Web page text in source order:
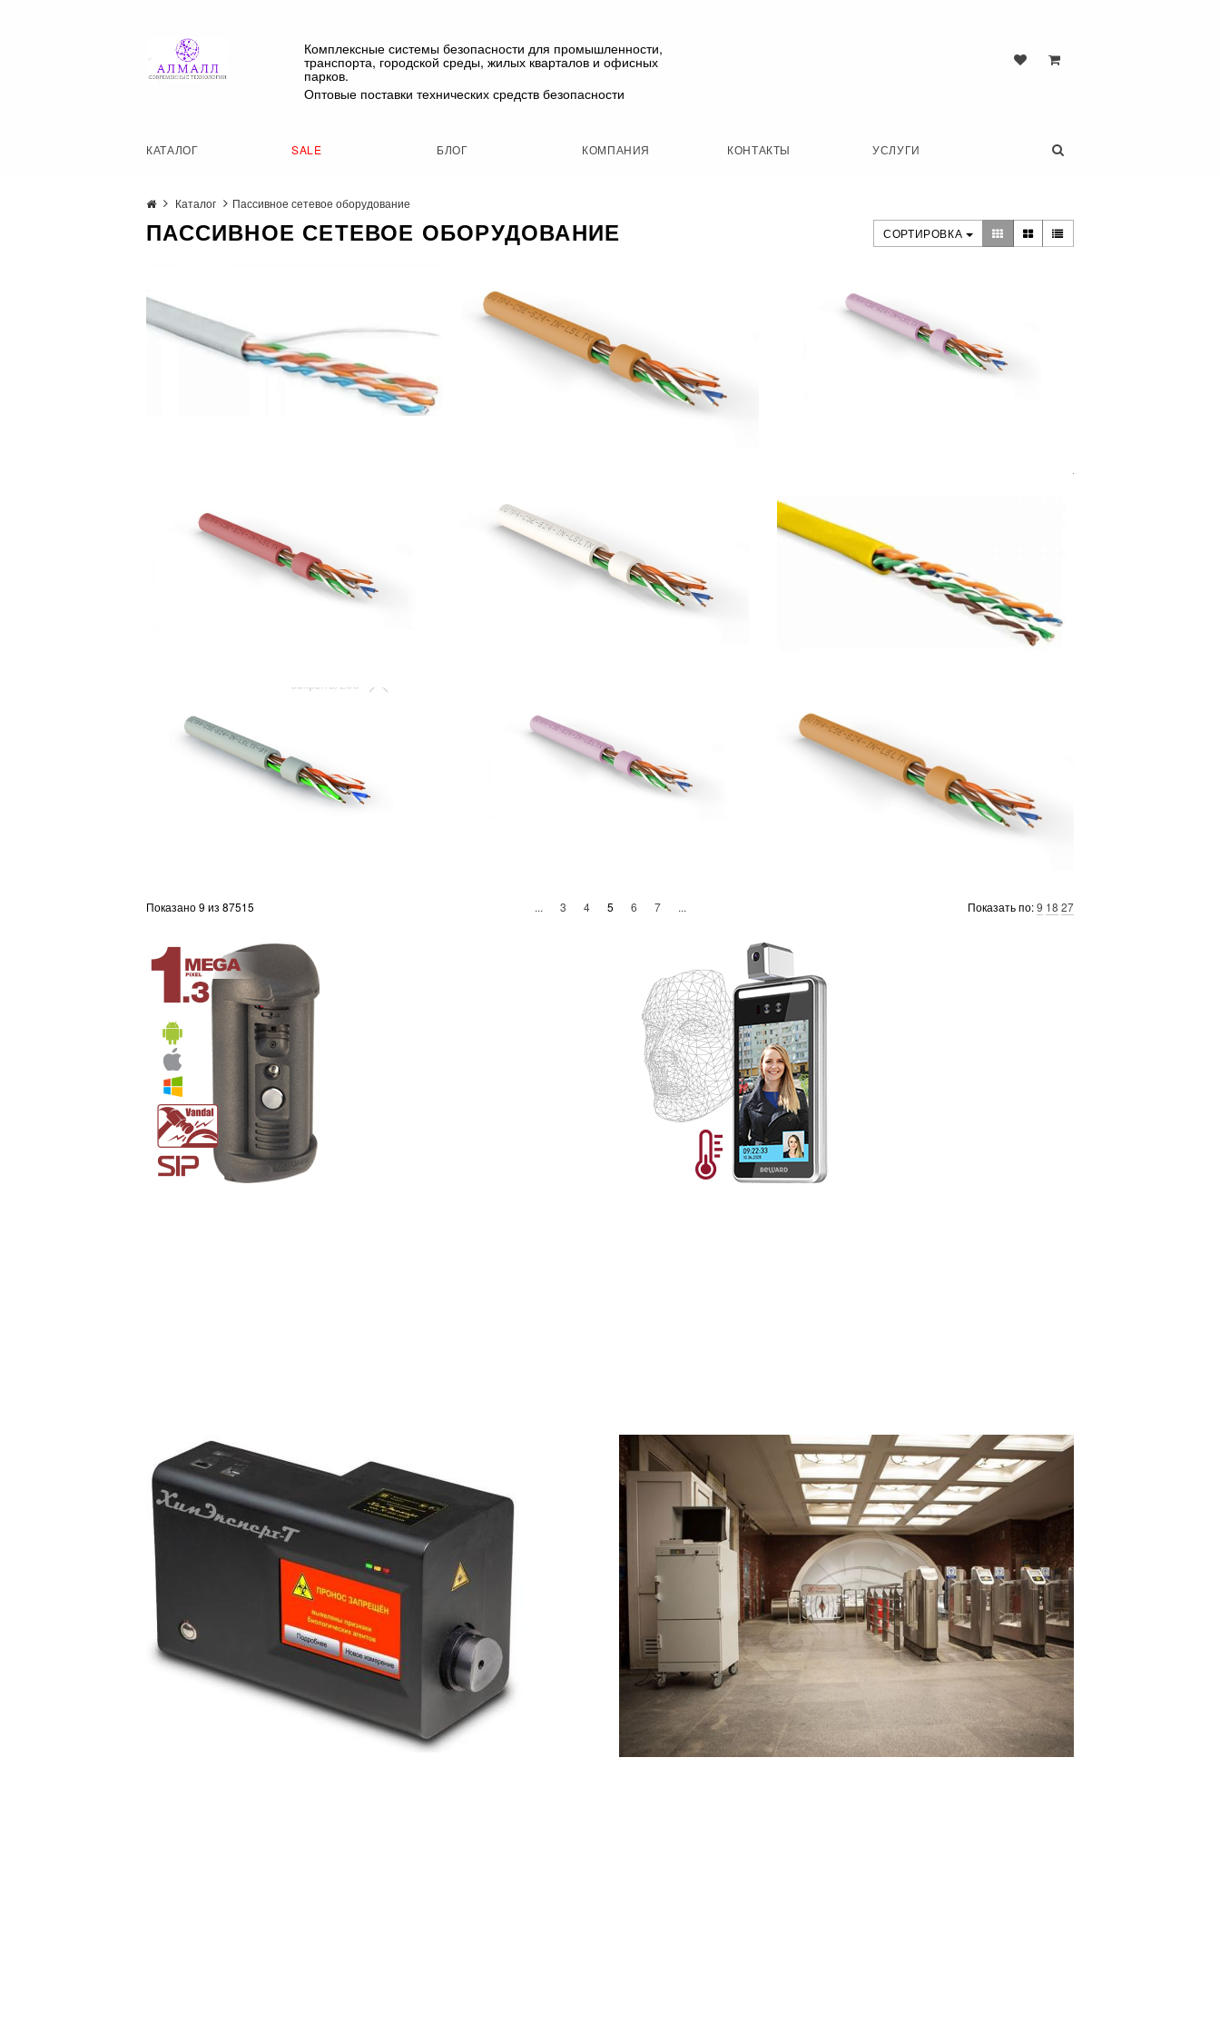
Комплексные системы безопасности для промышленности,
транспорта, городской среды, жилых кварталов и офисных
парков.
Оптовые поставки технических средств безопасности
КАТАЛОГ SALE БЛОГ КОМПАНИЯ КОНТАКТЫ УСЛУГИ
Каталог Пассивное сетевое оборудование
ПАССИВНОЕ СЕТЕВОЕ ОБОРУДОВАНИЕ СОРТИРОВКА
Показано 9 из 87515 ... 3 4 5(current)
6 7 ... Показать по:9 18 27